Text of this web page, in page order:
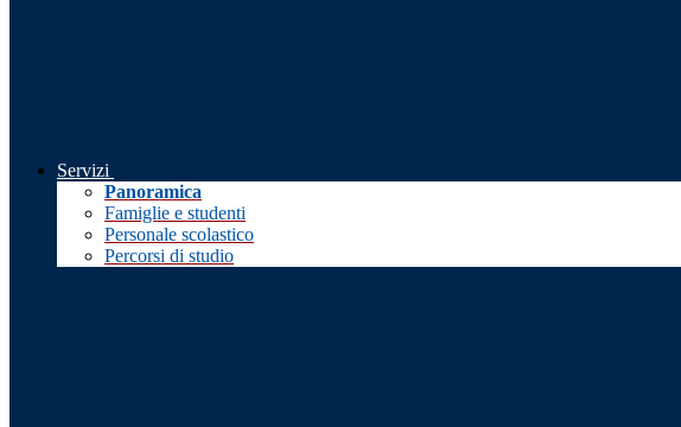
Servizi
Panoramica
Famiglie e studenti
Personale scolastico
Percorsi di studio